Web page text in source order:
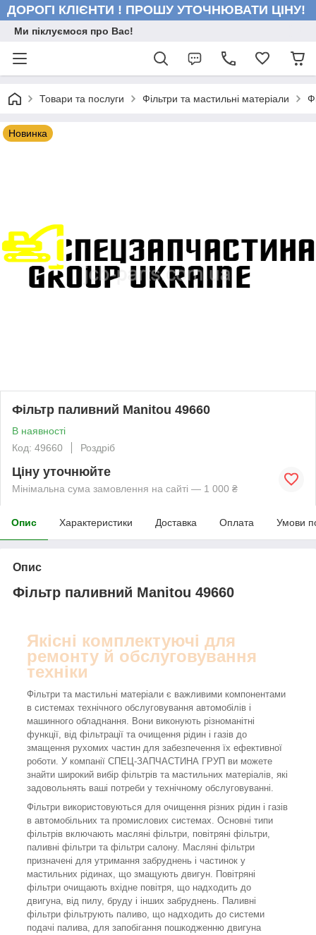
ДОРОГІ КЛІЄНТИ ! ПРОШУ УТОЧНЮВАТИ ЦІНУ!
Ми піклуємося про Вас!
Товари та послуги Фільтри та мастильні матеріали
Новинка
Фільтр паливний Manitou 49660
В наявності
Код: 49660
Роздріб
Ціну уточнюйте
Мінімальна сума замовлення на сайті — 1 000 ₴
Опис Характеристики Доставка Оплата Умови
Опис
Фільтр паливний Manitou 49660
Якісні комплектуючі для
ремонту й обслуговування
техніки
Фільтри та мастильні матеріали є важливими компонентами
в системах технічного обслуговування автомобілів і
машинного обладнання. Вони виконують різноманітні
функції, від фільтрації та очищення рідин і газів до
змащення рухомих частин для забезпечення їх ефективної
роботи. У компанії СПЕЦ-ЗАПЧАСТИНА ГРУП ви можете
знайти широкий вибір фільтрів та мастильних матеріалів, які
задовольнять ваші потреби у технічному обслуговуванні.
Фільтри використовуються для очищення різних рідин і газів
в автомобільних та промислових системах. Основні типи
фільтрів включають масляні фільтри, повітряні фільтри,
паливні фільтри та фільтри салону. Масляні фільтри
призначені для утримання забруднень і частинок у
мастильних рідинах, що змащують двигун. Повітряні
фільтри очищають вхідне повітря, що надходить до
двигуна, від пилу, бруду і інших забруднень. Паливні
фільтри фільтрують паливо, що надходить до системи
подачі палива, для запобігання пошкодженню двигуна